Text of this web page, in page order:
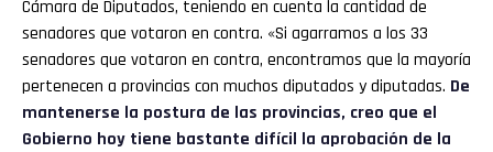
Cámara de Diputados, teniendo en cuenta la cantidad de
senadores que votaron en contra. «Si agarramos a los 33
senadores que votaron en contra, encontramos que la mayoría
pertenecen a provincias con muchos diputados y diputadas. De
mantenerse la postura de las provincias, creo que el
Gobierno hoy tiene bastante difícil la aprobación de la